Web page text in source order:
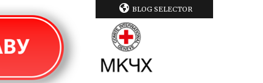
BLOG SELECTOR